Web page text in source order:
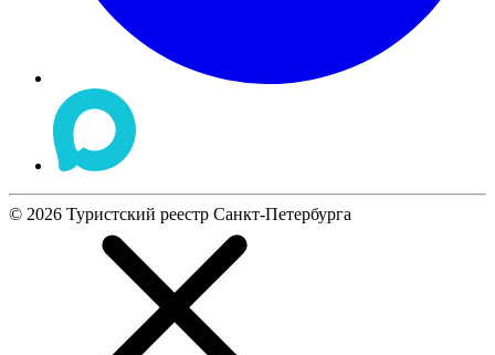
© 2026 Туристский реестр Санкт-Петербурга